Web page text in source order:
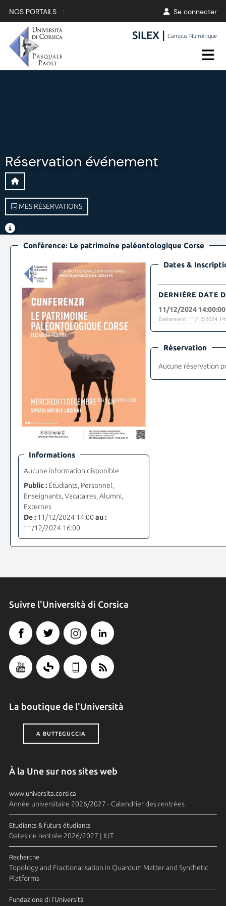
NOS PORTAILS : Se connecter
SILEX |Campus Numérique
Réservation événement
MES RÉSERVATIONS
Conférence: Le patrimoine paléontologique Corse
Informations
Aucune information disponible
Public :Étudiants, Personnel,
Enseignants, Vacataires, Alumni,
Externes
De :11/12/2024 14:00 au :
11/12/2024 16:00
Dates &
DERNIÈRE DATE
11/12/2024 14:00:00
Événement: 11/12/2024
Réservation
Aucune réservation
Suivre l'Università di Corsica
La boutique de l'Università
A BUTTEGUCCIA
À la Une sur nos sites web
www.universita.corsica
Année universitaire 2026/2027 - Calendrier des rentrées
Etudiants & futurs étudiants
Dates de rentrée 2026/2027 | IUT
Recherche
Topology and Fractionalisation in Quantum Matter and Synthetic
Platforms
Fundazione di l'Università